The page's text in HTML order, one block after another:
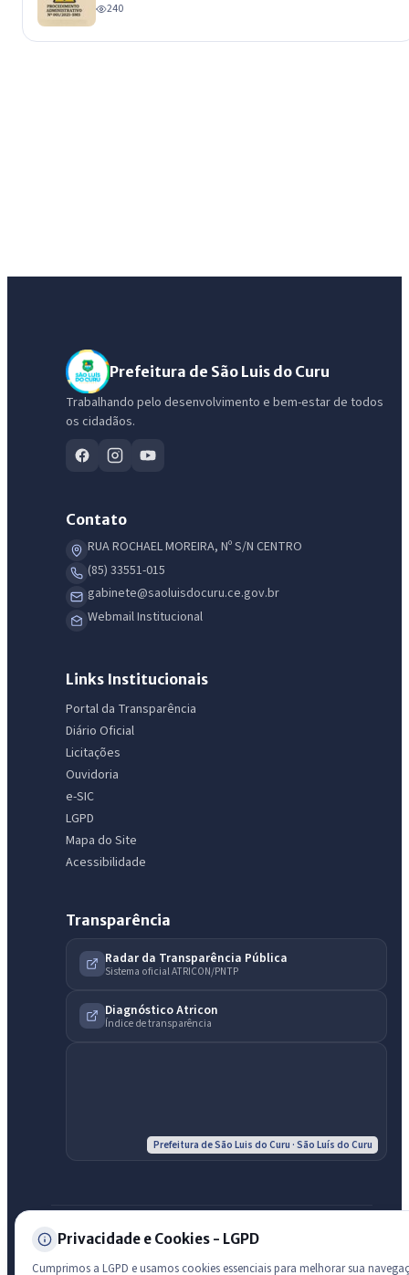
240
Prefeitura de São Luis do Curu
Trabalhando pelo desenvolvimento e bem-estar de todos
os cidadãos.
Contato
RUA ROCHAEL MOREIRA, Nº S/N CENTRO
(85) 33551-015
gabinete@saoluisdocuru.ce.gov.br
Webmail Institucional
Links Institucionais
Portal da Transparência
Diário Oficial
Licitações
Ouvidoria
e-SIC
LGPD
Mapa do Site
Acessibilidade
Transparência
Radar da Transparência Pública
Sistema oficial ATRICON/PNTP
Diagnóstico Atricon
Índice de transparência
Prefeitura de São Luis do Curu · São Luís do Curu
© 2026 Prefeitura de São Luis do Curu · CNPJ 07.623.051/0001-19 —
Todos os direitos reservados
Desenvolvido com transparência e acessibilidade
Privacidade e Cookies - LGPD
Cumprimos a LGPD e usamos cookies essenciais para melhorar sua
IntGest AI
Assistente do Portal
Olá. Pergunte sobre serviços, notícias, legislação, Diário Oficial,
licitações, estrutura ou transparência do município.
Licitações abertas Carta de serviços